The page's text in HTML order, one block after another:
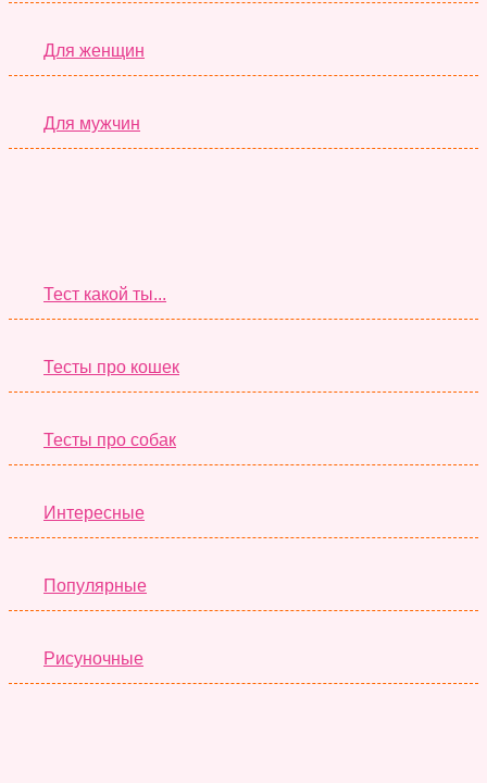
Для женщин
Для мужчин
Тест какой ты...
Тесты про кошек
Тесты про собак
Интересные
Популярные
Рисуночные